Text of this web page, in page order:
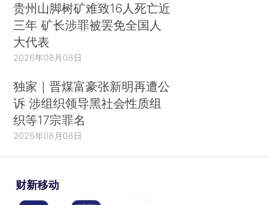
贵州山脚树矿难致16人死亡近
三年 矿长涉罪被罢免全国人
大代表
2026年08月08日
独家｜晋煤富豪张新明再遭公
诉 涉组织领导黑社会性质组
织等17宗罪名
2026年08月08日
财新移动